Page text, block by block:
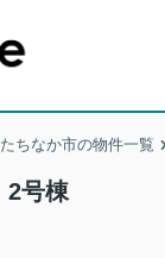
ちなか市の物件一覧
号棟